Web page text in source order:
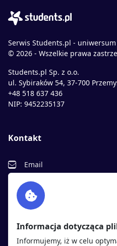
Serwis Students.pl -
© 2026 - Wszelkie prawa
Students.pl Sp. z o.o.
ul. Sybiraków 54, 37-700
+48 518 637 436
NIP: 9452235137
Kontakt
Email
Facebook
Twitter
Informacja dotycząca
Informujemy, iż w celu